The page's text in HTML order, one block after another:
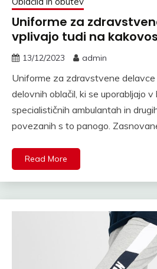
Uniforme za
vplivajo tudi na
13/12/2023 admin
Uniforme za zdravstvene
delovnih oblačil, ki se uporabljajo v
specialističnih ambulantah in
povezanih s to panogo.
Read More